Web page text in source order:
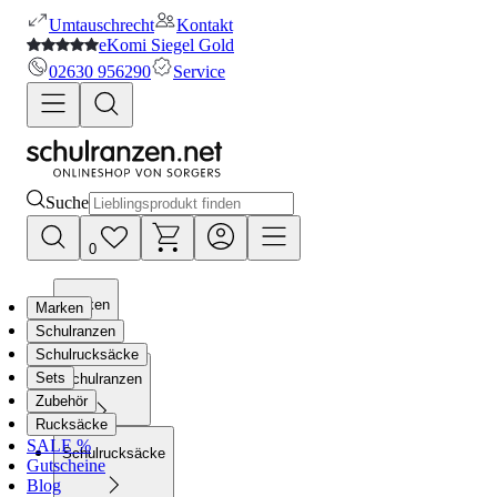
Umtauschrecht
Kontakt
eKomi Siegel Gold
02630 956290
Service
Suche
0
Marken
Schulranzen
Schulrucksäcke
Marken
Schulranzen
Schulrucksäcke
Sets
Zubehör
Rucksäcke
SALE %
Gutscheine
Blog